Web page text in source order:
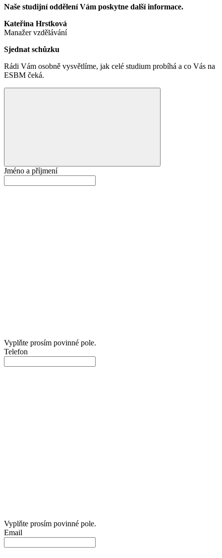
Naše studijní oddělení Vám poskytne další informace.
Kateřina Hrstková
Manažer vzdělávání
Sjednat schůzku
Rádi Vám osobně vysvětlíme, jak celé studium probíhá a co Vás na
ESBM čeká.
Jméno a příjmení
Vyplňte prosím povinné pole.
Telefon
Vyplňte prosím povinné pole.
Email